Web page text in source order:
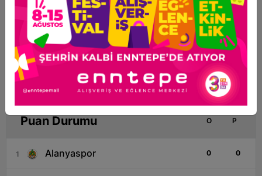
İl Müdürü Yiğit, tadilatı süren okullarda
incelemelerde bulundu
Puan Durumu O P
1 Alanyaspor 0 0